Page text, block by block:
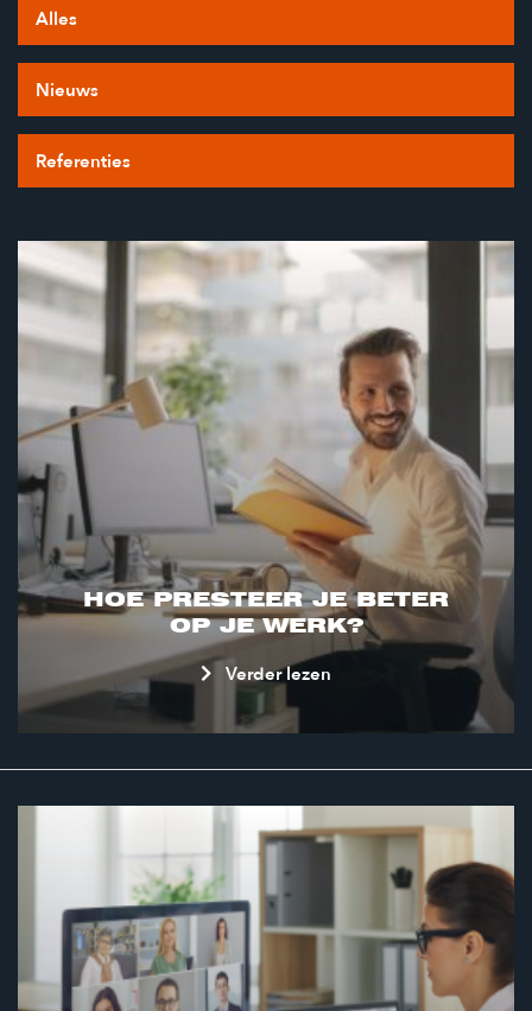
Alles
Nieuws
Referenties
HOE PRESTEER JE BETER
OP JE WERK?
Verder lezen